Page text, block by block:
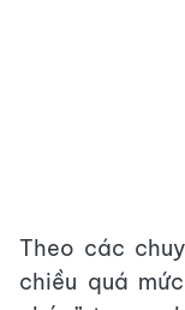
Theo các
chiều quá